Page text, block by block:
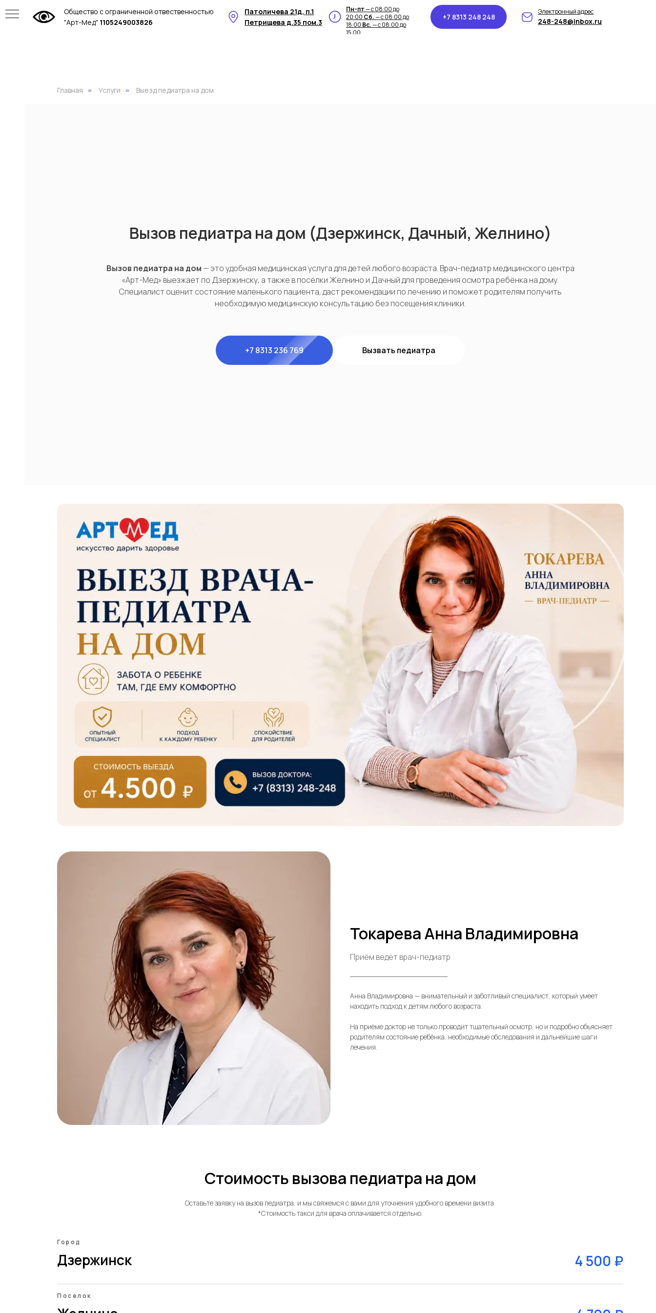
Общество с ограниченной отвественностью
"Арт-Мед" 1105249003826 248-248@inbox.ru
Электронный адрес
+7 8313 248 248
Петрищева д.35 пом.3
Патоличева 21д, п.1 Пн-пт— с 08:00 до
20:00 Сб.— с 08:00 до
18:00 Вс.— с 08:00 до
15:00
Главная » Услуги » Выезд педиатра на дом
Вызов педиатра на дом (Дзержинск, Дачный, Желнино)
Вызов педиатра на дом — это удобная медицинская услуга для детей любого возраста. Врач-педиатр медицинского центра
«Арт-Мед» выезжает по Дзержинску, а также в посёлки Желнино и Дачный для проведения осмотра ребёнка на дому.
Специалист оценит состояние маленького пациента, даст рекомендации по лечению и поможет родителям получить
необходимую медицинскую консультацию без посещения клиники.
+7 8313 236 769 Вызвать педиатра
Токарева Анна Владимировна
Приём ведёт врач-педиатр
Анна Владимировна — внимательный и заботливый специалист, который умеет
находить подход к детям любого возраста.
На приёме доктор не только проводит тщательный осмотр, но и подробно объясняет
родителям состояние ребёнка, необходимые обследования и дальнейшие шаги
лечения.
Стоимость вызова педиатра на дом
Оставьте заявку на вызов педиатра, и мы свяжемся с вами для уточнения удобного времени визита.
*Стоимость такси для врача оплачивается отдельно.
Город
Дзержинск 4 500 ₽
Поселок